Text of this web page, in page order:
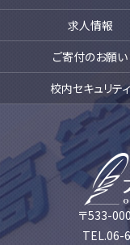
求人情報
ご寄付のお願い
校内セキュリティ
〒533-
TEL.06-